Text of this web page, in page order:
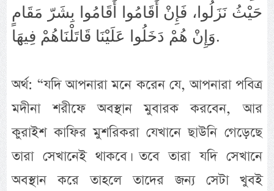
حَيْثُ نَزَلُوا، فَإِنْ أَقَامُوا أَقَامُوا بِشَرّ مَقَامٍ
وَإِنْ هُمْ دَخَلُوا عَلَيْنَا قَاتَلْنَاهُمْ فِيهَا.
অর্থ: “যদি আপনারা মনে করেন যে, আপনারা পবিত্র
মদীনা শরীফে অবস্থান মুবারক করবেন, আর
কুরাইশ কাফির মুশরিকরা যেখানে ছাউনি গেড়েছে
তারা সেখানেই থাকবে। তবে তারা যদি সেখানে
অবস্থান করে তাহলে তাদের জন্য সেটা খুবই